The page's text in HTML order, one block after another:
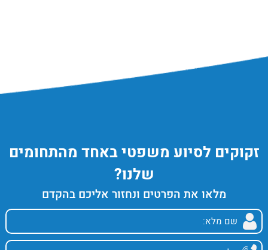
זקוקים לסיוע משפטי באחד מהתחומים
שלנו?
מלאו את הפרטים ונחזור אליכם בהקדם